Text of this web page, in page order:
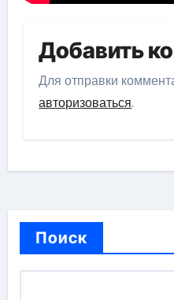
Добавить
Для отправки
авторизоваться.
Поиск